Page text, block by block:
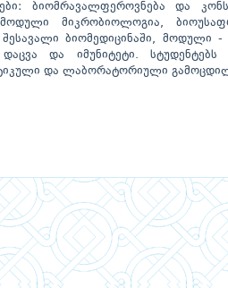
ბიომრავალფეროვნება და
მიკრობიოლოგია,
ბიომედიცინაში, მოდული
და იმუნიტეტი. სტუდენტებს
და ლაბორატორიული